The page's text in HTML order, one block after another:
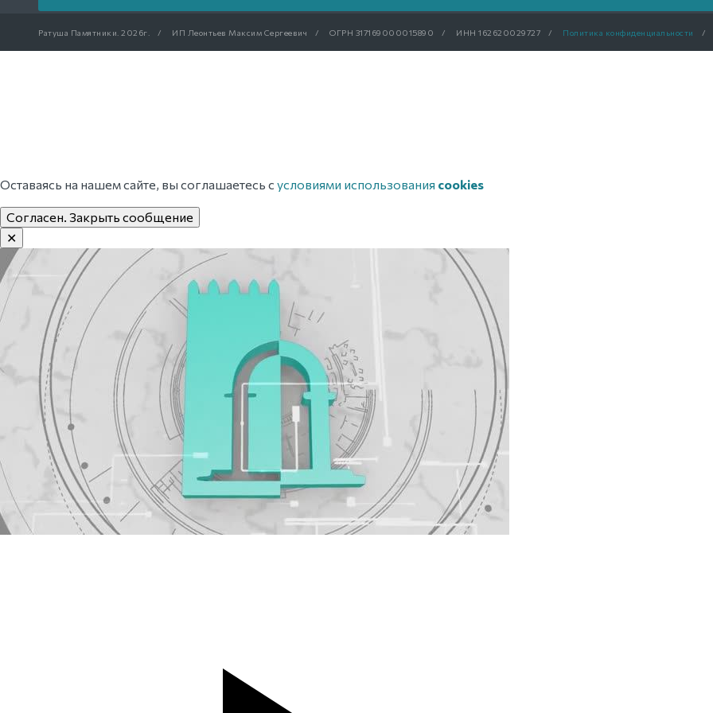
Ратуша Памятники. 2026г. / ИП Леонтьев Максим Сергеевич / ОГРН 317169000015890 / ИНН 162620029727 / Политика конфиденциальности /
Оставаясь на нашем сайте, вы соглашаетесь с условиями использования cookies
Согласен. Закрыть сообщение
✕